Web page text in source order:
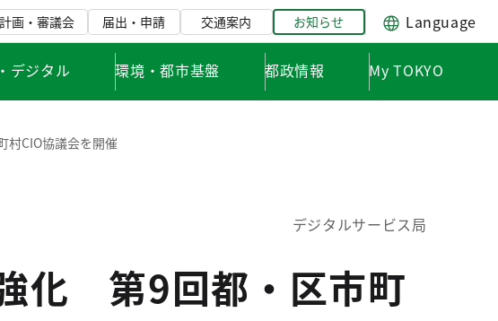
画・審議会 届出・申請 交通案内 お知らせ Language
デジタル 環境・都市基盤 都政情報 My TOKYO
村CIO協議会を開催
デジタルサービス局
化 第9回都・区市町